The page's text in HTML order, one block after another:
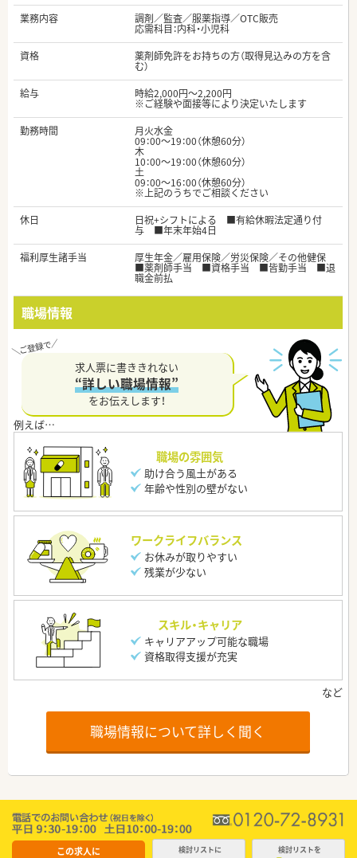
業務内容
調剤／監査／服薬指導／OTC販売
応需科目：内科・小児科
資格
薬剤師免許をお持ちの方（取得見込みの方を含
む）
給与
時給2,000円～2,200円
※ご経験や面接等により決定いたします
勤務時間
月火水金
09：00～19：00（休憩60分）
木
10：00～19：00（休憩60分）
土
09：00～16：00（休憩60分）
※上記のうちでご相談ください
休日
日祝+シフトによる ■有給休暇法定通り付
与 ■年末年始4日
福利厚生諸手当
厚生年金／雇用保険／労災保険／その他健保
■薬剤師手当 ■資格手当 ■皆勤手当 ■退
職金前払
職場情報
求人票に書ききれない
“詳しい職場情報”
をお伝えします！
職場の雰囲気
助け合う風土がある
年齢や性別の壁がない
ワークライフバランス
お休みが取りやすい
残業が少ない
スキル・キャリア
キャリアアップ可能な職場
資格取得支援が充実
職場情報について詳しく聞く
この求人に 検討リストに 検討リストを